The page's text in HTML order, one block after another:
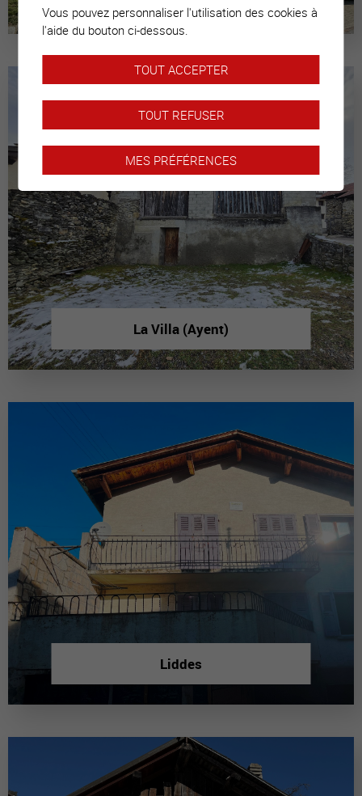
La Villa (Ayent)
Liddes
Vous pouvez personnaliser l'utilisation des cookies à
l'aide du bouton ci-dessous.
TOUT ACCEPTER
TOUT REFUSER
MES PRÉFÉRENCES